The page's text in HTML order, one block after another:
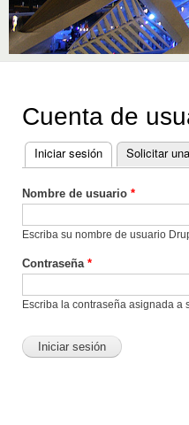
Cuenta de
Solapas principales
Iniciar sesión (solapa activa)
Solicitar
Nombre de usuario *
Escriba su nombre de usuario
Contraseña *
Escriba la contraseña asignada a